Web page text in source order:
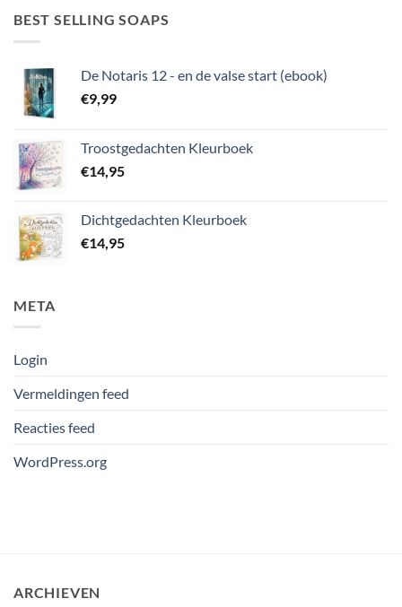
BEST SELLING SOAPS
De Notaris 12 - en de valse start (ebook)
€9,99
Troostgedachten Kleurboek
€14,95
Dichtgedachten Kleurboek
€14,95
META
Login
Vermeldingen feed
Reacties feed
WordPress.org
ARCHIEVEN